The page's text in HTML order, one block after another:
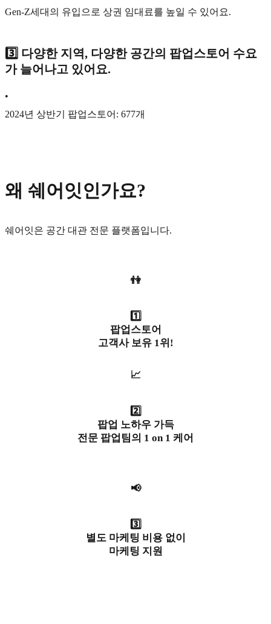
Gen-Z세대의 유입으로 상권 임대료를 높일 수 있어요.
3️⃣ 다양한 지역, 다양한 공간의 팝업스토어 수요
가 늘어나고 있어요.
•
2024년 상반기 팝업스토어: 677개
왜 쉐어잇인가요?
쉐어잇은 공간 대관 전문 플랫폼입니다.
👫
1️⃣
팝업스토어
고객사 보유 1위!
📈
2️⃣
팝업 노하우 가득
전문 팝업팀의 1 on 1 케어
📢
3️⃣
별도 마케팅 비용 없이
마케팅 지원